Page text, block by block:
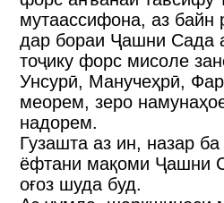
мутаассифона, аз байн
дар бораи Ҷашни Сада
тоҷику форс мисоле
Унсурӣ, Манучеҳрӣ,
меорем, зеро
надорем.
Гузашта аз ин, назар
ёфтани мақоми Ҷашни
оғоз шуда буд.